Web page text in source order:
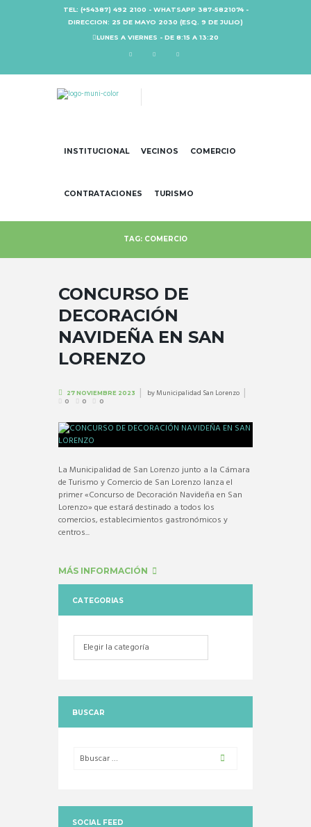
TEL: (+54387) 492 2100 - WHATSAPP 387-5821074 -
DIRECCION: 25 DE MAYO 2030 (ESQ. 9 DE JULIO)
LUNES A VIERNES - DE 8:15 A 13:20
INSTITUCIONAL VECINOS COMERCIO
CONTRATACIONES TURISMO
TAG: COMERCIO
CONCURSO DE
DECORACIÓN
NAVIDEÑA EN SAN
LORENZO
27 NOVIEMBRE 2023 byMunicipalidad San Lorenzo
0 0 0
La Municipalidad de San Lorenzo junto a la Cámara
de Turismo y Comercio de San Lorenzo lanza el
primer «Concurso de Decoración Navideña en San
Lorenzo» que estará destinado a todos los
comercios, establecimientos gastronómicos y
centros...
MÁS INFORMACIÓN
CATEGORIAS
Categorias
BUSCAR
SOCIAL FEED